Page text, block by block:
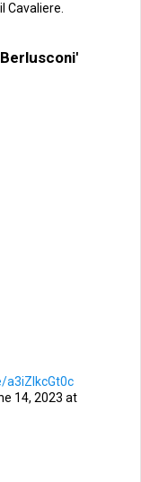
Cavaliere.
a3iZlkcGt0c
14, 2023 at